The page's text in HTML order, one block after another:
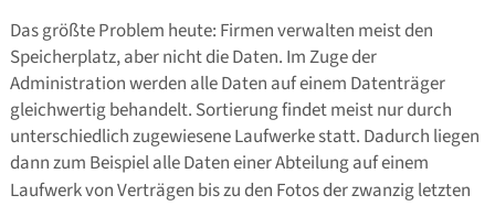
Das größte Problem heute: Firmen verwalten meist den
Speicherplatz, aber nicht die Daten. Im Zuge der
Administration werden alle Daten auf einem Datenträger
gleichwertig behandelt. Sortierung findet meist nur durch
unterschiedlich zugewiesene Laufwerke statt. Dadurch liegen
dann zum Beispiel alle Daten einer Abteilung auf einem
Laufwerk von Verträgen bis zu den Fotos der zwanzig letzten